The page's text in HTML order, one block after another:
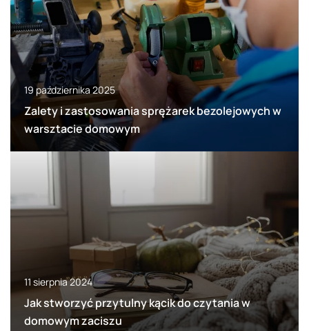
19 października 2025
Zalety i zastosowania sprężarek bezolejowych w
warsztacie domowym
11 sierpnia 2024
Jak stworzyć przytulny kącik do czytania w
domowym zaciszu